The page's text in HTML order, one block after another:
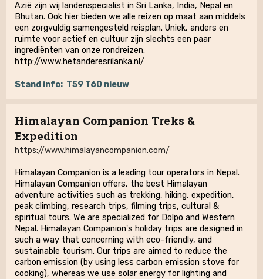
Azië zijn wij landenspecialist in Sri Lanka, India, Nepal en
Bhutan. Ook hier bieden we alle reizen op maat aan middels
een zorgvuldig samengesteld reisplan. Uniek, anders en
ruimte voor actief en cultuur zijn slechts een paar
ingrediënten van onze rondreizen.
http://www.hetanderesrilanka.nl/
Stand info: T59 T60 nieuw
Himalayan Companion Treks &
Expedition
https://www.himalayancompanion.com/
Himalayan Companion is a leading tour operators in Nepal.
Himalayan Companion offers, the best Himalayan
adventure activities such as trekking, hiking, expedition,
peak climbing, research trips, filming trips, cultural &
spiritual tours. We are specialized for Dolpo and Western
Nepal. Himalayan Companion's holiday trips are designed in
such a way that concerning with eco-friendly, and
sustainable tourism. Our trips are aimed to reduce the
carbon emission (by using less carbon emission stove for
cooking), whereas we use solar energy for lighting and